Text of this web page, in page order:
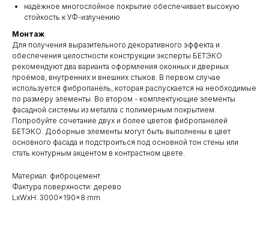
надёжное многослойное покрытие обеспечивает высокую
стойкость к УФ-излучению
Монтаж
Для получения выразительного декоративного эффекта и
обеспечения целостности конструкции эксперты БЕТЭКО
рекомендуют два варианта оформления оконных и дверных
проёмов, внутренних и внешних стыков. В первом случае
используется фибропанель, которая распускается на необходимые
по размеру элементы. Во втором - комплектующие элементы
фасадной системы из металла с полимерным покрытием.
Попробуйте сочетание двух и более цветов фибропанелей
БЕТЭКО. Доборные элементы могут быть выполнены в цвет
основного фасада и подстроиться под основной тон стены или
стать контурным акцентом в контрастном цвете.
Материал: фиброцемент
Фактура поверхности: дерево
LxWxH: 3000x190x8 mm